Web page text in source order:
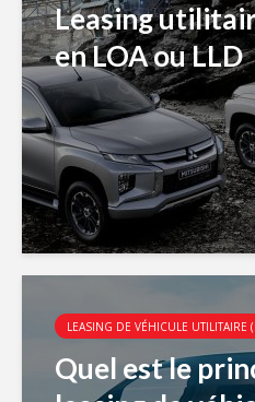
Leasing
en LOA ou LLD
LEASING DE VÉHICULE UTILITAIRE
Quel est le